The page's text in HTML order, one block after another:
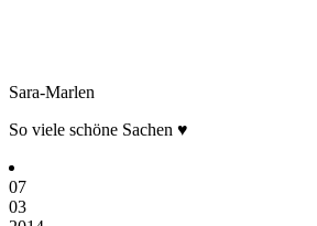
Sara-Marlen
So viele schöne Sachen ♥
07
03